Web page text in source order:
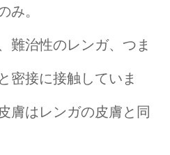
み。
難治性のレンガ、つま
密接に接触していま
膚はレンガの皮膚と同